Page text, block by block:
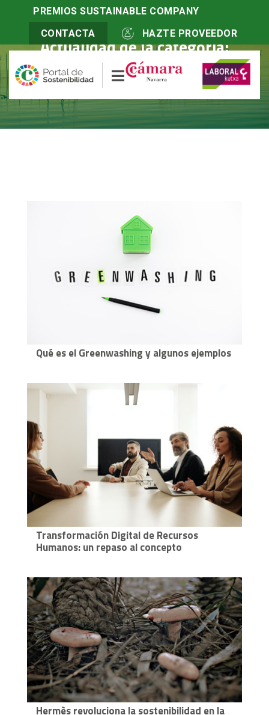
PREMIOS SUSTAINABLE COMPANY
CONTACTA
HAZTE PROVEEDOR
Actualidad de la categoría:
Marketing responsable
Qué es el Greenwashing y algunos ejemplos
Transformación Digital de Recursos
Humanos: un repaso al concepto
Hermès revoluciona la sostenibilidad en la